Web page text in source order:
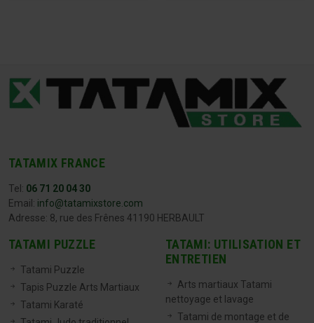
TATAMIX FRANCE
Tel: 06 71 20 04 30
Email: info@tatamixstore.com
Adresse: 8, rue des Frênes 41190 HERBAULT
TATAMI PUZZLE
Tatami Puzzle
Tapis Puzzle Arts Martiaux
Tatami Karaté
TATAMI: UTILISATION ET
ENTRETIEN
Arts martiaux Tatami
nettoyage et lavage
Tatami de montage et de